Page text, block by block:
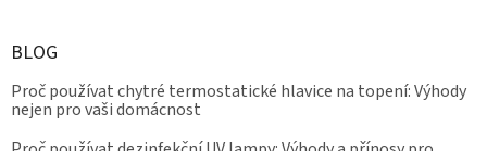
BLOG
Proč používat chytré termostatické hlavice na topení: Výhody
nejen pro vaši domácnost